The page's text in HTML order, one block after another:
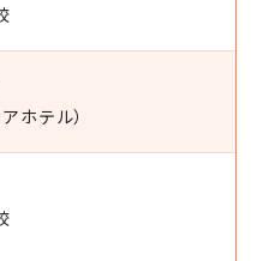
ホテル）